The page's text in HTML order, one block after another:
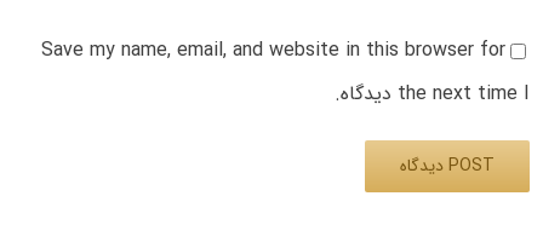
Save my name, email, and website in this browser for
the next time I دیدگاه.